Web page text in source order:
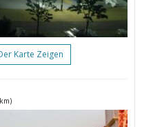
Karte Zeigen